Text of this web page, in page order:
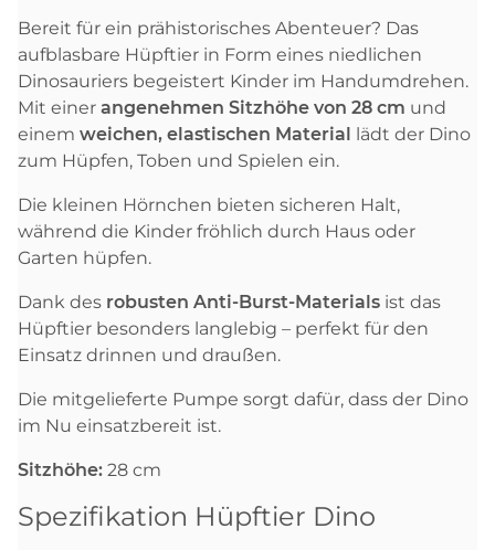
Bereit für ein prähistorisches Abenteuer? Das
aufblasbare Hüpftier in Form eines niedlichen
Dinosauriers begeistert Kinder im Handumdrehen.
Mit einer angenehmen Sitzhöhe von 28 cm und
einem weichen, elastischen Material lädt der Dino
zum Hüpfen, Toben und Spielen ein.
Die kleinen Hörnchen bieten sicheren Halt,
während die Kinder fröhlich durch Haus oder
Garten hüpfen.
Dank des robusten Anti-Burst-Materials ist das
Hüpftier besonders langlebig – perfekt für den
Einsatz drinnen und draußen.
Die mitgelieferte Pumpe sorgt dafür, dass der Dino
im Nu einsatzbereit ist.
Sitzhöhe: 28 cm
Spezifikation Hüpftier Dino